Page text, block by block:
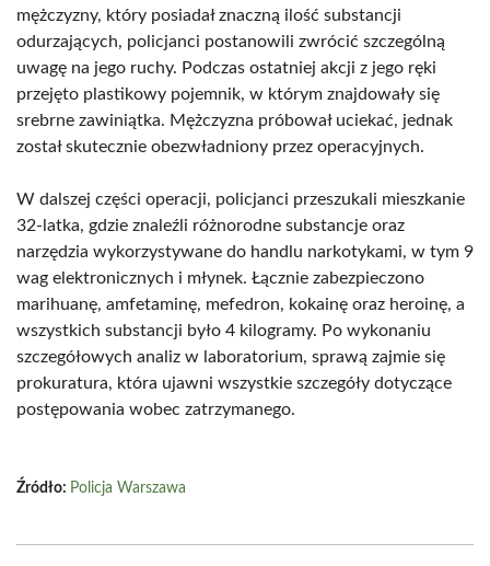
mężczyzny, który posiadał znaczną ilość substancji
odurzających, policjanci postanowili zwrócić szczególną
uwagę na jego ruchy. Podczas ostatniej akcji z jego ręki
przejęto plastikowy pojemnik, w którym znajdowały się
srebrne zawiniątka. Mężczyzna próbował uciekać, jednak
został skutecznie obezwładniony przez operacyjnych.
W dalszej części operacji, policjanci przeszukali mieszkanie
32-latka, gdzie znaleźli różnorodne substancje oraz
narzędzia wykorzystywane do handlu narkotykami, w tym 9
wag elektronicznych i młynek. Łącznie zabezpieczono
marihuanę, amfetaminę, mefedron, kokainę oraz heroinę, a
wszystkich substancji było 4 kilogramy. Po wykonaniu
szczegółowych analiz w laboratorium, sprawą zajmie się
prokuratura, która ujawni wszystkie szczegóły dotyczące
postępowania wobec zatrzymanego.
Źródło: Policja Warszawa